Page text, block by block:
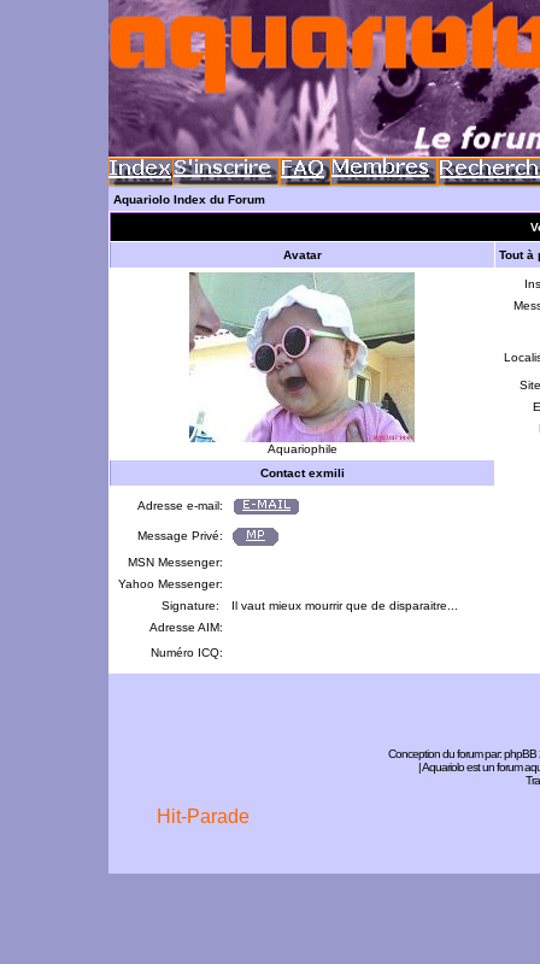
Aquariolo Index du Forum
Avatar Tout à
Aquariophile
Contact exmili
Adresse e-mail:
Message Privé:
MSN Messenger:
Yahoo Messenger:
Signature:
Il vaut mieux mourrir que de disparaitre...
Adresse AIM:
Numéro ICQ:
Conception du forum par:phpBB
| Aquariolo est un forum